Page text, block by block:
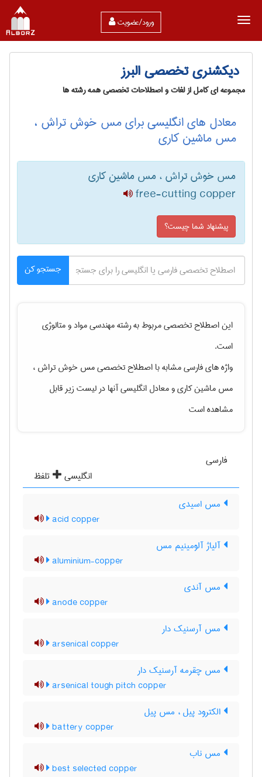
ورود/عضویت
دیکشنری تخصصی البرز
مجموعه ای کامل از لغات و اصطلاحات تخصصی همه رشته ها
معادل های انگلیسی برای مس خوش تراش ،
مس ماشین کاری
مس خوش تراش ، مس ماشین کاری
free-cutting copper
پیشنهاد شما چیست؟
جستجو کن
این اصطلاح تخصصی مربوط به رشتهمهندسی مواد و متالوژی
است.
واژه های فارسی مشابه با اصطلاح تخصصیمس خوش تراش ،
مس ماشین کاریو معادل انگلیسی آنها در لیست زیر قابل
مشاهده است
فارسی
انگلیسی
تلفظ
مس اسیدی
acid copper
آلیاژ آلومینیم مس
aluminium-copper
مس آندی
anode copper
مس آرسنیک دار
arsenical copper
مس چقرمه آرسنیک دار
arsenical tough pitch copper
الکترود پیل ، مس پیل
battery copper
مس ناب
best selected copper